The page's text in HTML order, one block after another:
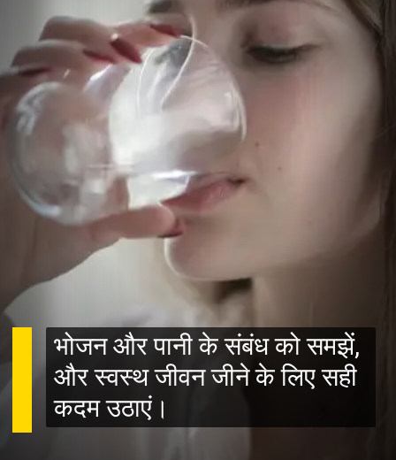
भोजन और पानी के संबंध को समझें,
और स्वस्थ जीवन जीने के लिए सही
कदम उठाएं।